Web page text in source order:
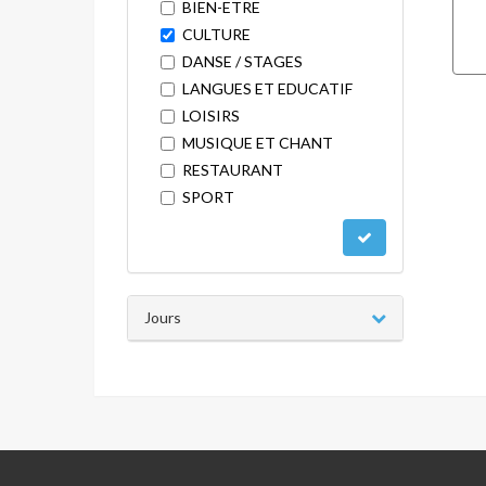
BIEN-ETRE
CULTURE
DANSE / STAGES
LANGUES ET EDUCATIF
LOISIRS
MUSIQUE ET CHANT
RESTAURANT
SPORT
Jours